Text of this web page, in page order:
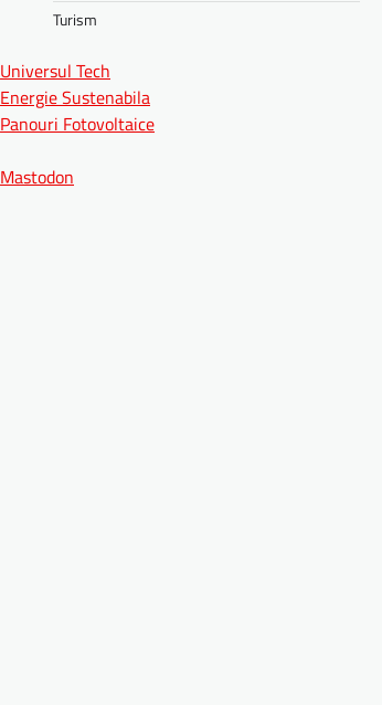
Turism
Universul Tech
Energie Sustenabila
Panouri Fotovoltaice
Mastodon